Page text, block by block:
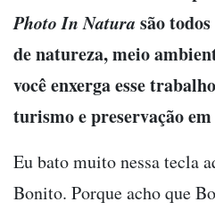
Photo In Natura são
de natureza, meio
você enxerga esse
turismo e preservação
Eu bato muito nessa tecla
Bonito. Porque acho que